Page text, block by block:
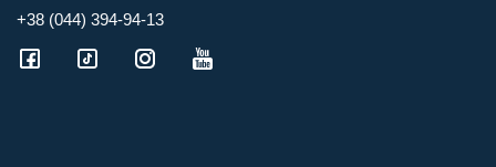
+38 (044) 394-94-13